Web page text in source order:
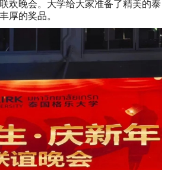
欢晚会。大学给大家准备了精美的泰
厚的奖品。